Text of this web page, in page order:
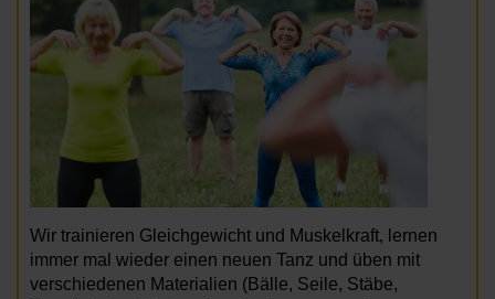
Wir trainieren Gleichgewicht und Muskelkraft, lernen
immer mal wieder einen neuen Tanz und üben mit
verschiedenen Materialien (Bälle, Seile, Stäbe,